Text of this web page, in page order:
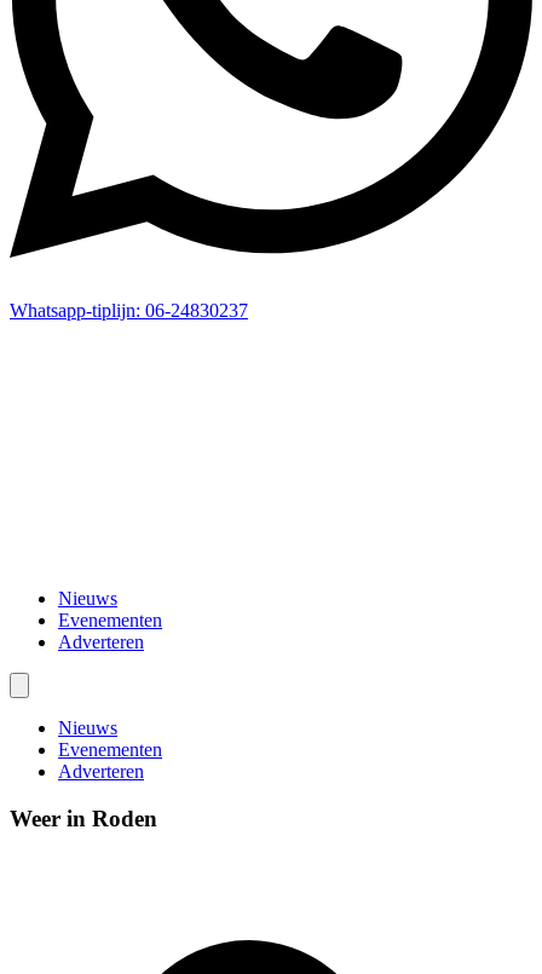
Whatsapp-tiplijn: 06-24830237
Nieuws
Evenementen
Adverteren
Nieuws
Evenementen
Adverteren
Weer in Roden